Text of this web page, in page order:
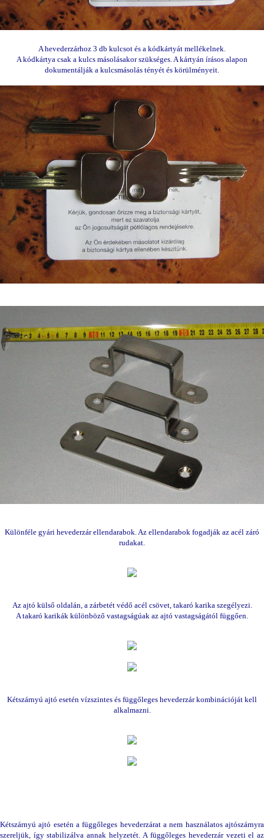
A hevederzárhoz 3 db kulcsot és a kódkártyát mellékelnek.
A kódkártya csak a kulcs másolásakor szükséges. A kártyán írásos alapon
dokumentálják a kulcsmásolás tényét és körülményeit.
Különféle gyári hevederzár ellendarabok. Az ellendarabok fogadják az acél záró
rudakat.
Az ajtó külső oldalán, a zárbetét védő acél csövet, takaró karika szegélyezi.
A takaró karikák különböző vastagságúak az ajtó vastagságától függően.
Kétszárnyú ajtó esetén vízszintes és függőleges hevederzár kombinációját kell
alkalmazni.
Kétszárnyú ajtó esetén a függőleges hevederzárat a nem használatos ajtószárnyra
szereljük, így stabilizálva annak helyzetét. A függőleges hevederzár vezeti el az